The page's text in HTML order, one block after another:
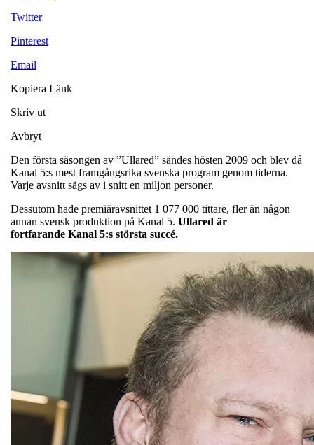
Twitter
Pinterest
Email
Kopiera Länk
Skriv ut
Avbryt
Den första säsongen av ”Ullared” sändes hösten 2009 och blev då
Kanal 5:s mest framgångsrika svenska program genom tiderna.
Varje avsnitt sågs av i snitt en miljon personer.
Dessutom hade premiäravsnittet 1 077 000 tittare, fler än någon
annan svensk produktion på Kanal 5. Ullared är
fortfarande Kanal 5:s största succé.